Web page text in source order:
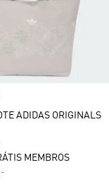
ADIDAS ORIGINALS
MEMBROS